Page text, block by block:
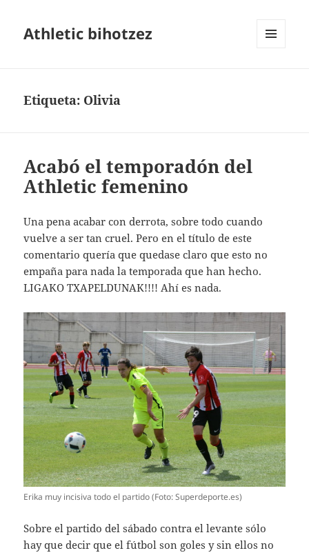
Athletic bihotzez
Etiqueta: Olivia
Acabó el temporadón del
Athletic femenino
Una pena acabar con derrota, sobre todo cuando
vuelve a ser tan cruel. Pero en el título de este
comentario quería que quedase claro que esto no
empaña para nada la temporada que han hecho.
LIGAKO TXAPELDUNAK!!!! Ahí es nada.
Erika muy incisiva todo el partido (Foto: Superdeporte.es)
Sobre el partido del sábado contra el levante sólo
hay que decir que el fútbol son goles y sin ellos no